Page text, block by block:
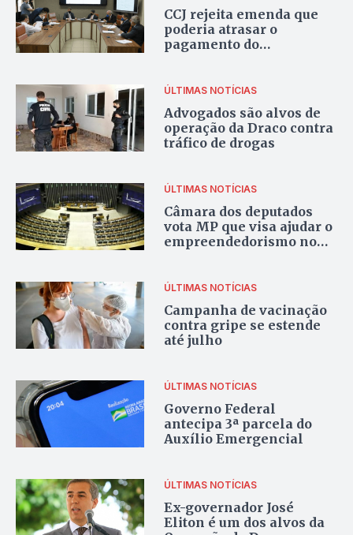
CCJ rejeita emenda que
poderia atrasar o
pagamento do
ÚLTIMAS NOTÍCIAS
Advogados são alvos de
operação da Draco contra
tráfico de drogas
ÚLTIMAS NOTÍCIAS
Câmara dos deputados
vota MP que visa ajudar o
empreendedorismo no
ÚLTIMAS NOTÍCIAS
Campanha de vacinação
contra gripe se estende
até julho
ÚLTIMAS NOTÍCIAS
Governo Federal
antecipa 3ª parcela do
Auxílio Emergencial
ÚLTIMAS NOTÍCIAS
Ex-governador José
Eliton é um dos alvos da